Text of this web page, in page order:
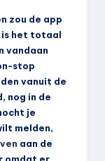
zou de app
is het totaal
vandaan
stop
vanuit de
nog in de
je
melden,
aan de